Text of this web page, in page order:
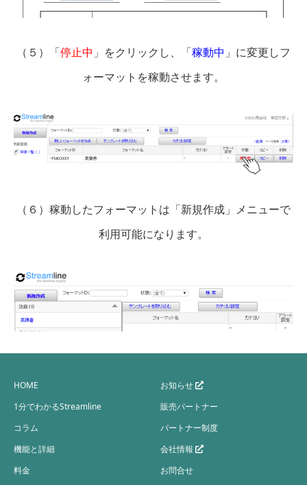
（５）「停止中 」をクリックし、「稼動中 」に変更しフ
ォーマットを稼動させます。
（６）稼動したフォーマットは「新規作成」メニューで
利用可能になります。
HOME
1分でわかるStreamline
コラム
機能と詳細
料金
お知らせ
販売パートナー
パートナー制度
会社情報
お問合せ